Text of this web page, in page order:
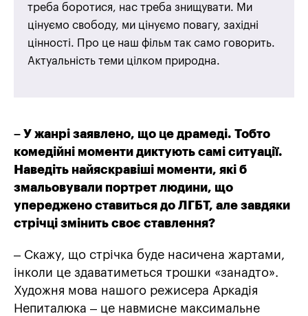
треба боротися, нас треба знищувати. Ми
цінуємо свободу, ми цінуємо повагу, західні
цінності. Про це наш фільм так само говорить.
Актуальність теми цілком природна.
– У жанрі заявлено, що це драмеді. Тобто
комедійні моменти диктують самі ситуації.
Наведіть найяскравіші моменти, які б
змальовували портрет людини, що
упереджено ставиться до ЛГБТ, але завдяки
стрічці змінить своє ставлення?
– Скажу, що стрічка буде насичена жартами,
інколи це здаватиметься трошки «занадто».
Художня мова нашого режисера Аркадія
Непиталюка – це навмисне максимальне